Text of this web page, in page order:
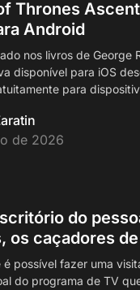
Thrones
Android
nos livros de George
disponível para iOS
para
de 2026
do
os caçadores
é possível fazer uma
do programa de TV